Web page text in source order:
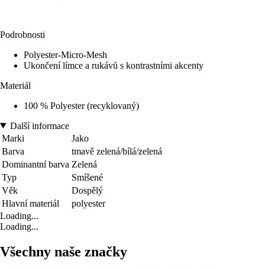
Podrobnosti
Polyester-Micro-Mesh
Ukončení límce a rukávů s kontrastními akcenty
Materiál
100 % Polyester (recyklovaný)
Další informace
Marki
Jako
Barva
tmavě zelená/bílá/zelená
Dominantní barva Zelená
Typ
Smíšené
Věk
Dospělý
Hlavní materiál
polyester
Loading...
Loading...
Všechny naše značky